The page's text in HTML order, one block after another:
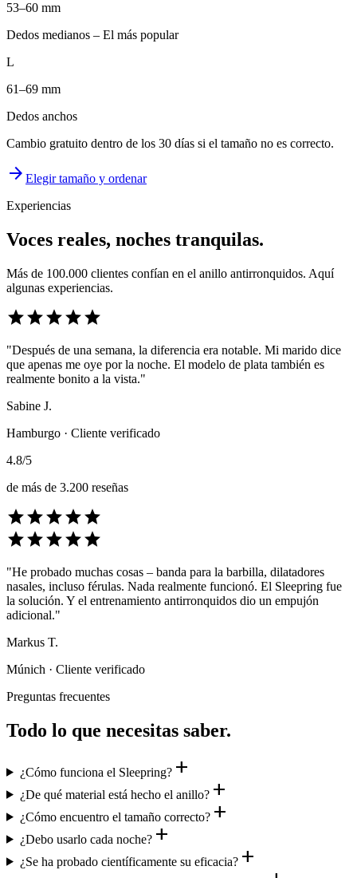
53–60 mm
Dedos medianos – El más popular
L
61–69 mm
Dedos anchos
Cambio gratuito dentro de los 30 días si el tamaño no es correcto.
arrow_forward Elegir tamaño y ordenar
Experiencias
Voces reales, noches tranquilas.
Más de 100.000 clientes confían en el anillo antirronquidos. Aquí
algunas experiencias.
starstarstarstarstar
"Después de una semana, la diferencia era notable. Mi marido dice
que apenas me oye por la noche. El modelo de plata también es
realmente bonito a la vista."
Sabine J.
Hamburgo · Cliente verificado
4.8/5
de más de 3.200 reseñas
starstarstarstarstar
starstarstarstarstar
"He probado muchas cosas – banda para la barbilla, dilatadores
nasales, incluso férulas. Nada realmente funcionó. El Sleepring fue
la solución. Y el entrenamiento antirronquidos dio un empujón
adicional."
Markus T.
Múnich · Cliente verificado
Preguntas frecuentes
Todo lo que necesitas saber.
¿Cómo funciona el Sleepring?add
¿De qué material está hecho el anillo?add
¿Cómo encuentro el tamaño correcto?add
¿Debo usarlo cada noche?add
¿Se ha probado científicamente su eficacia?add